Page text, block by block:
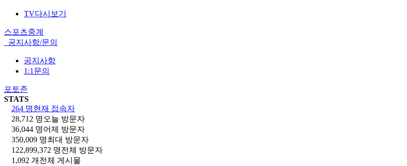
TV다시보기
스포츠중계
공지사항/문의
공지사항
1:1문의
포토존
STATS
264 명현재 접속자
28,712 명 오늘 방문자
36,044 명어제 방문자
350,009 명최대 방문자
122,899,372 명전체 방문자
1,092 개 전체 게시물